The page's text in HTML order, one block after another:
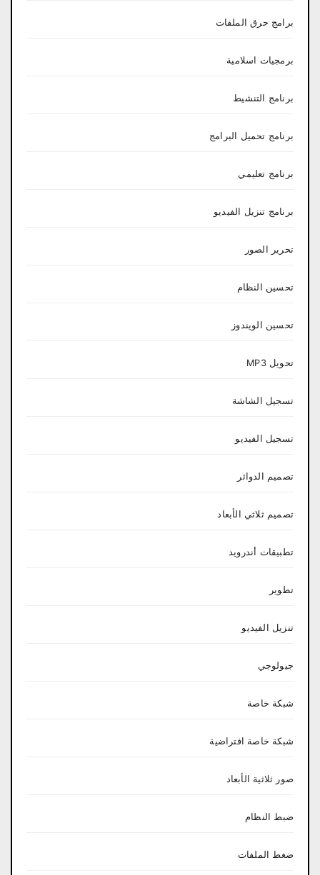
برامج حرق الملفات
برمجيات اسلامية
برنامج التنشيط
برنامج تحميل البرامج
برنامج تعليمي
برنامج تنزيل الفيديو
تحرير الصور
تحسين النظام
تحسين الويندوز
تحويل MP3
تسجيل الشاشة
تسجيل الفيديو
تصميم الدوائر
تصميم ثلاثي الأبعاد
تطبيقات أندرويد
تطوير
تنزيل الفيديو
جيولوجي
شبكة خاصة
شبكة خاصة افتراضية
صور ثلاثية الأبعاد
ضبط النظام
ضغط الملفات